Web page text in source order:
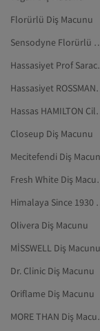
Florürlü Diş Macunu
Sensodyne
Hassas
Closeup Diş Macunu
Mecitefendi Diş
Olivera Diş Macunu
MİSSWELL Diş Macunu
Dr. Clinic Diş Macunu
Oriflame Diş Macunu